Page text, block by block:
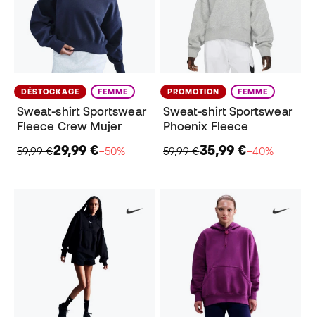
DÉSTOCKAGE FEMME
Sweat-shirt Sportswear
Fleece Crew Mujer
59,99 €29,99 €−50%
PROMOTION FEMME
Sweat-shirt Sportswear
Phoenix Fleece
59,99 €35,99 €−40%